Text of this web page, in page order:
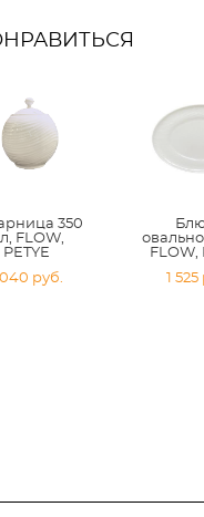
350
FLOW,
PETYE
040 pуб.
FLOW,
1 525